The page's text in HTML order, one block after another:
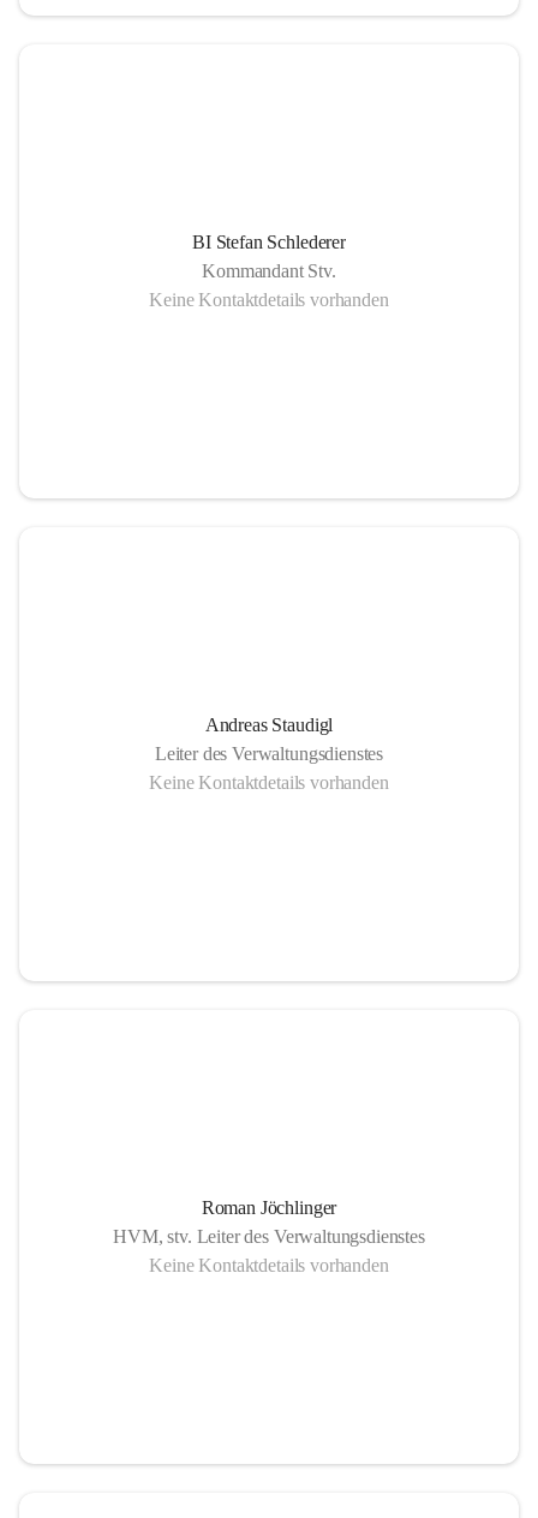
BI Stefan Schlederer
Kommandant Stv.
Keine Kontaktdetails vorhanden
Andreas Staudigl
Leiter des Verwaltungsdienstes
Keine Kontaktdetails vorhanden
Roman Jöchlinger
HVM, stv. Leiter des Verwaltungsdienstes
Keine Kontaktdetails vorhanden